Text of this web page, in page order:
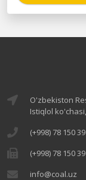
O'zbekiston
Istiqlol
(+998) 78 150
(+998) 78 150
info@coal.uz